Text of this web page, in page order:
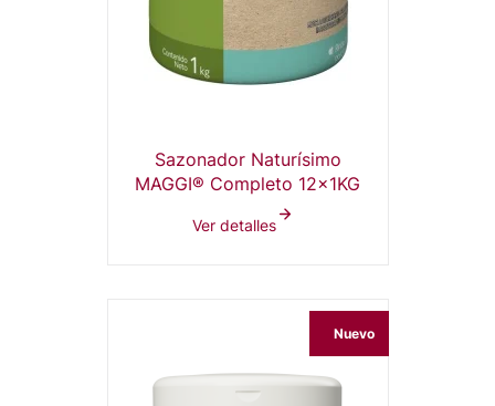
Sazonador Naturísimo
MAGGI® Completo 12x1KG
Ver detalles
Nuevo